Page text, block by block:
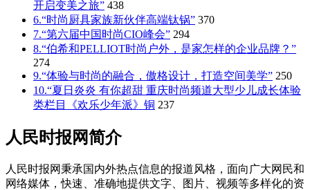
开启变美之旅” 438
6.“时尚厨具家族新伙伴高端钛锅” 370
7.“第六届中国时尚CIO峰会” 294
8.“伯希和PELLIOT时尚户外，是家怎样的企业品牌？”
274
9.“体验与时尚的融合，傲格设计，打造空间美学” 250
10.“夏日炎炎 有你超甜 重庆时尚频道大型少儿成长体验
类栏目《欢乐少年派》铜 237
人民时报网简介
人民时报网秉承国内外热点信息的报道风格，面向广大网民和
网络媒体，快速、准确地提供文字、图片、视频等多样化的资